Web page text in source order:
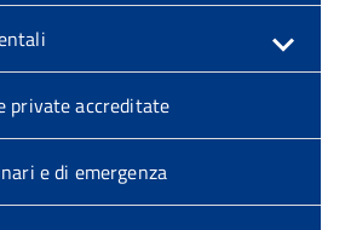
accreditate
e di emergenza